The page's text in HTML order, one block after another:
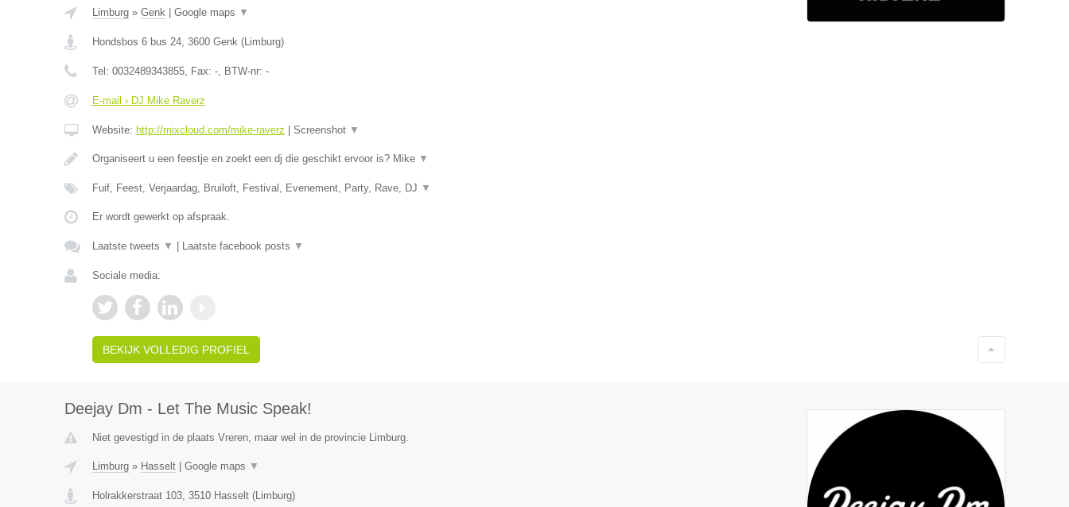
Limburg» Genk| Google maps ▼
Hondsbos 6 bus 24, 3600 Genk(Limburg)
Tel: 0032489343855, Fax: -, BTW-nr: -
E-mail › DJ Mike Raverz
Website: http://mixcloud.com/mike-raverz Screenshot ▼
Organiseert u een feestje en zoekt een dj die geschikt ervoor is? Mike ▼
Fuif, Feest, Verjaardag, Bruiloft, Festival, Evenement, Party, Rave, DJ ▼
Er wordt gewerkt op afspraak.
Laatste tweets ▼ Laatste facebook posts ▼
Sociale media:
BEKIJK VOLLEDIG PROFIEL
Deejay Dm - Let The Music Speak!
Niet gevestigd in de plaats Vreren, maar wel in de provincie Limburg.
Limburg» Hasselt| Google maps ▼
Holrakkerstraat 103, 3510 Hasselt(Limburg)